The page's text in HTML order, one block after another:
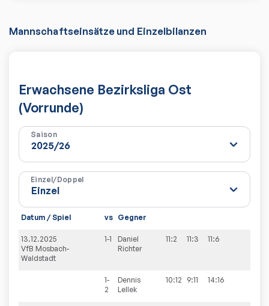
Mannschaftseinsätze und Einzelbilanzen
Erwachsene Bezirksliga Ost
(Vorrunde)
Saison
Einzel/Doppel
Datum / Spiel vs Gegner
13.12.2025
VfB Mosbach-
Waldstadt
1-1
Daniel
Richter
11:2 11:3 11:6
1-
2
Dennis
Lellek
10:12 9:11 14:16